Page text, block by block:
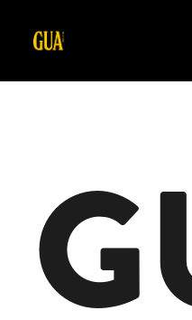
PRODUKTE
KONTAKT
SHOP
JOBS